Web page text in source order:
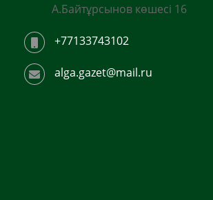
А.Байтұрсынов көшесі 16
+77133743102
alga.gazet@mail.ru